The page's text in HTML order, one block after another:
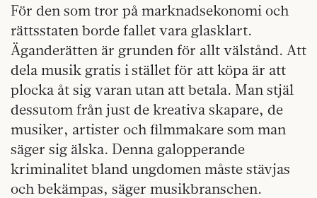
För den som tror på marknadsekonomi och
rättsstaten borde fallet vara glasklart.
Äganderätten är grunden för allt välstånd. Att
dela musik gratis i stället för att köpa är att
plocka åt sig varan utan att betala. Man stjäl
dessutom från just de kreativa skapare, de
musiker, artister och filmmakare som man
säger sig älska. Denna galopperande
kriminalitet bland ungdomen måste stävjas
och bekämpas, säger musikbranschen.